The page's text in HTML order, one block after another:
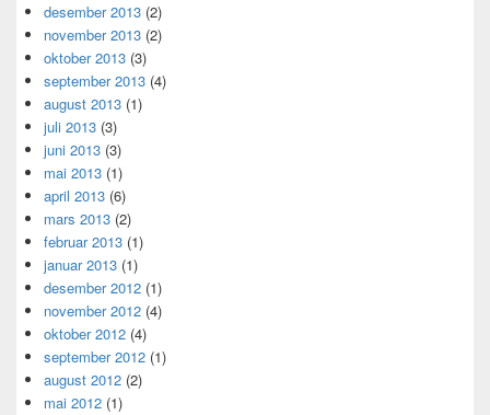
desember 2013 (2)
november 2013 (2)
oktober 2013 (3)
september 2013 (4)
august 2013 (1)
juli 2013 (3)
juni 2013 (3)
mai 2013 (1)
april 2013 (6)
mars 2013 (2)
februar 2013 (1)
januar 2013 (1)
desember 2012 (1)
november 2012 (4)
oktober 2012 (4)
september 2012 (1)
august 2012 (2)
mai 2012 (1)